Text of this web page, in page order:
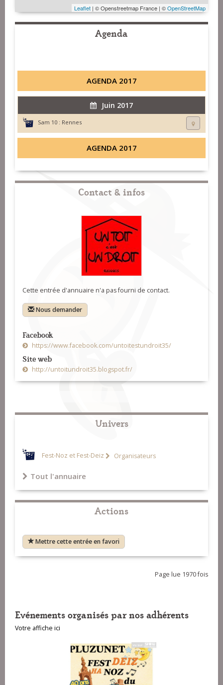
Leaflet | © Openstreetmap France | ©OpenStreetMap
Agenda
AGENDA 2017
Juin 2017
Sam 10 : Rennes
AGENDA 2017
Contact & infos
Cette entrée d'annuaire n'a pas fourni de contact.
Nous demander
Facebook
https://www.facebook.com/untoitestundroit35/
Site web
http://untoitundroit35.blogspot.fr/
Univers
Fest-Noz et Fest-Deiz Organisateurs
Tout l'annuaire
Actions
Mettre cette entrée en favori
Page lue 1970 fois
Evénements organisés par nos adhérents
Votre affiche ici